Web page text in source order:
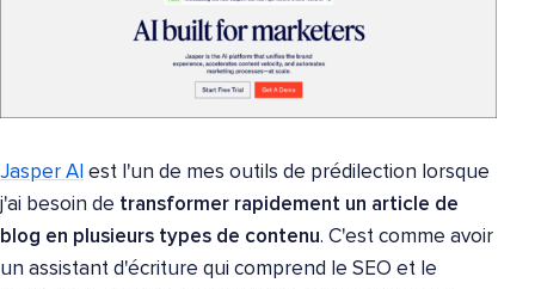
Jasper AI est l'un de mes outils de prédilection lorsque
j'ai besoin de transformer rapidement un article de
blog en plusieurs types de contenu. C'est comme avoir
un assistant d'écriture qui comprend le SEO et le